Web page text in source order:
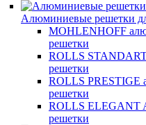
Алюминиевые решетки
MOHLENHOFF
решетки
ROLLS
решетки
ROLLS PRESTIGE
решетки
ROLLS ELEGANT
решетки